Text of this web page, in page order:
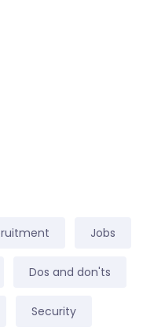
Jobs
Dos and don'ts
Security